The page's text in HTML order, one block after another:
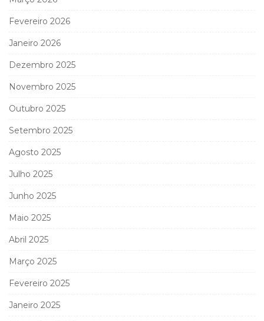
Fevereiro 2026
Janeiro 2026
Dezembro 2025
Novembro 2025
Outubro 2025
Setembro 2025
Agosto 2025
Julho 2025
Junho 2025
Maio 2025
Abril 2025
Março 2025
Fevereiro 2025
Janeiro 2025